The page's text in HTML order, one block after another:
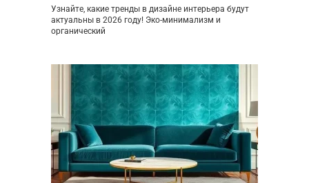
Узнайте, какие тренды в дизайне интерьера будут
актуальны в 2026 году! Эко-минимализм и
органический